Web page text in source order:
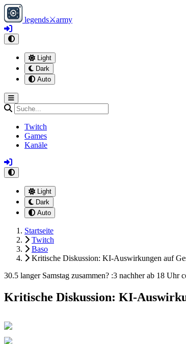
legends⚔army
Light
Dark
Auto
Twitch
Games
Kanäle
Light
Dark
Auto
Startseite
Twitch
Baso
Kritische Diskussion: KI-Auswirkungen auf
30.5 langer Samstag zusammen? :3 nachher ab 18 Uhr
Kritische Diskussion: KI-